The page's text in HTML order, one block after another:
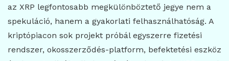
az XRP legfontosabb megkülönböztető jegye nem a
spekuláció, hanem a gyakorlati felhasználhatóság. A
kriptópiacon sok projekt próbál egyszerre fizetési
rendszer, okosszerződés-platform, befektetési eszköz